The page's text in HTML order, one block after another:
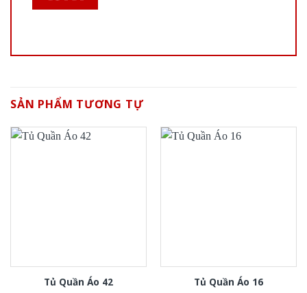
SẢN PHẨM TƯƠNG TỰ
Tủ Quần Áo 42 Tủ Quần Áo 16